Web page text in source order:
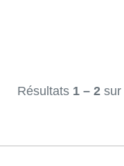
Résultats 1 – 2 sur